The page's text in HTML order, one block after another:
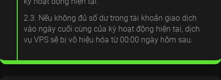
2.3. Nếu không đủ số dư trong tài khoản giao dịch
vào ngày cuối cùng của kỳ hoạt động hiện tại, dịch
vụ VPS sẽ bị vô hiệu hóa từ 00:00 ngày hôm sau.